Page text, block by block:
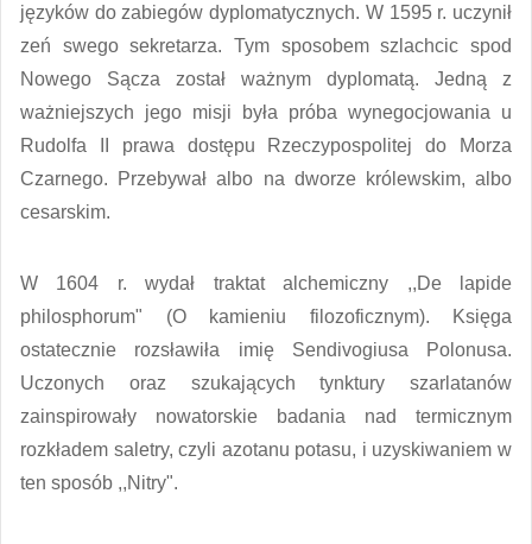
języków do zabiegów dyplomatycznych. W 1595 r. uczynił
zeń swego sekretarza. Tym sposobem szlachcic spod
Nowego Sącza został ważnym dyplomatą. Jedną z
ważniejszych jego misji była próba wynegocjowania u
Rudolfa II prawa dostępu Rzeczypospolitej do Morza
Czarnego. Przebywał albo na dworze królewskim, albo
cesarskim.
W 1604 r. wydał traktat alchemiczny ,,De lapide
philosphorum" (O kamieniu filozoficznym). Księga
ostatecznie rozsławiła imię Sendivogiusa Polonusa.
Uczonych oraz szukających tynktury szarlatanów
zainspirowały nowatorskie badania nad termicznym
rozkładem saletry, czyli azotanu potasu, i uzyskiwaniem w
ten sposób ,,Nitry".